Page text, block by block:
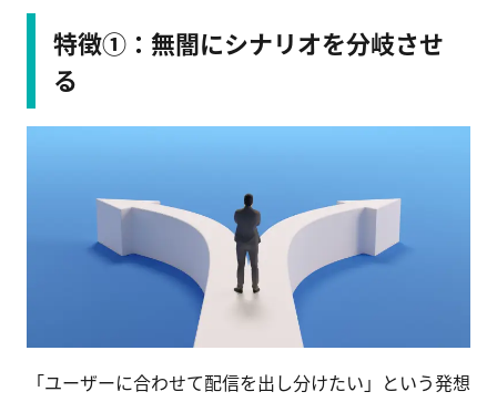
特徴①：無闇にシナリオを分岐させ
る
「ユーザーに合わせて配信を出し分けたい」という発想